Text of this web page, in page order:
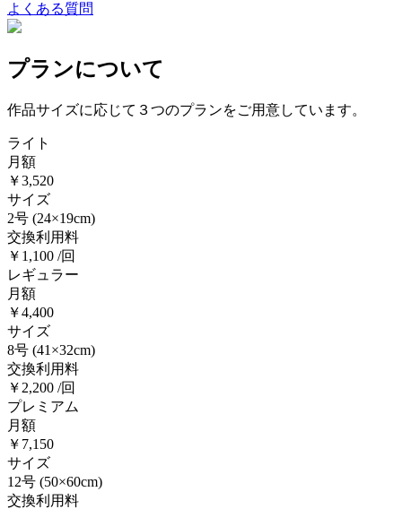
よくある質問
プランについて
作品サイズに応じて３つのプランをご用意しています。
ライト
月額
￥3,520
サイズ
2号 (24×19cm)
交換利用料
￥1,100 /回
レギュラー
月額
￥4,400
サイズ
8号 (41×32cm)
交換利用料
￥2,200 /回
プレミアム
月額
￥7,150
サイズ
12号 (50×60cm)
交換利用料